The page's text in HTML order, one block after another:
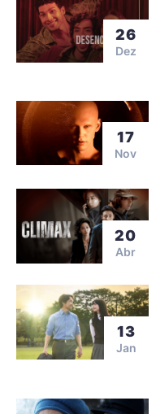
26
Dez
17
Nov
20
Abr
13
Jan